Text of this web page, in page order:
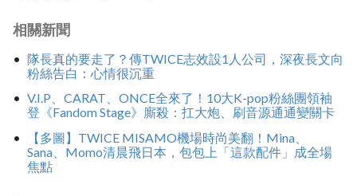
相關新聞
隊長真的要走了？傳TWICE志效設1人公司，深夜長文向
粉絲告白：心情很沉重
V.I.P、CARAT、ONCE全來了！10大K-pop粉絲團領袖
登《Fandom Stage》廝殺：扛大炮、刷音源通通變關卡
【多圖】TWICE MISAMO機場時尚美翻！Mina、
Sana、Momo清晨飛日本，包包上「這款配件」成全場
焦點